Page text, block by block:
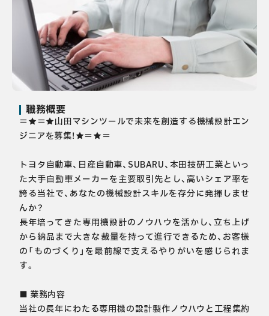
職務概要
＝★＝★山田マシンツールで未来を創造する機械設計エン
ジニアを募集！★＝★＝
トヨタ自動車、日産自動車、SUBARU、本田技研工業といっ
た大手自動車メーカーを主要取引先とし、高いシェア率を
誇る当社で、あなたの機械設計スキルを存分に発揮しませ
んか？
長年培ってきた専用機設計のノウハウを活かし、立ち上げ
から納品まで大きな裁量を持って進行できるため、お客様
の「ものづくり」を最前線で支えるやりがいを感じられま
す。
■ 業務内容
当社の長年にわたる専用機の設計製作ノウハウと工程集約